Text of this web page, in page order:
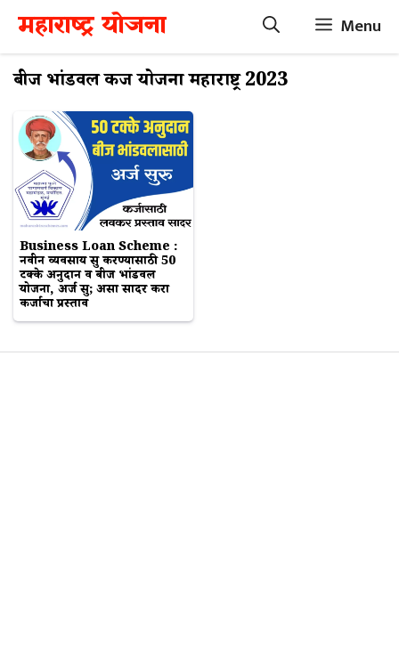
Skip
content
महाराष्ट्र योजना Menu
बीज भांडवल कर्ज योजना महाराष्ट्र 2023
Business Loan Scheme :
नवीन व्यवसाय सुरू करण्यासाठी 50
टक्के अनुदान व बीज भांडवल
योजना, अर्ज सुरू; असा सादर करा
कर्जाचा प्रस्ताव